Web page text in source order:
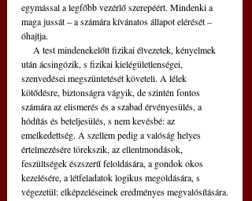
egymással a legfőbb vezérlő szerepéért. Mindenki a
maga jussát – a számára kívánatos állapot elérését –
óhajtja.
után ácsingózik, s fizikai kielégületlenségei,
szenvedései megszüntetését követeli. A lélek
kötődésre, biztonságra vágyik, de szintén fontos
számára az elismerés és a szabad érvényesülés, a
hódítás és beteljesülés, s nem kevésbé: az
emelkedettség. A szellem pedig a valóság helyes
értelmezésére törekszik, az ellentmondások,
feszültségek észszerű feloldására, a gondok okos
kezelésére, a létfeladatok logikus megoldására, s
végezetül: elképzeléseinek eredményes megvalósítására.